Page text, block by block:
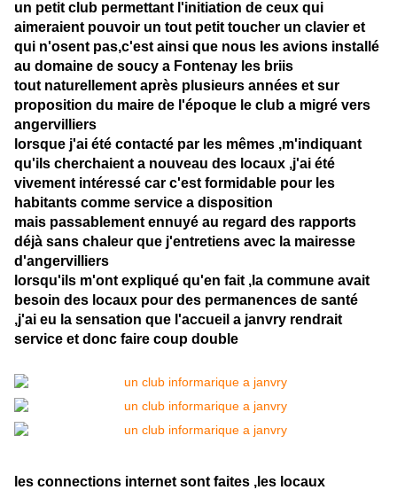
un petit club permettant l'initiation de ceux qui
aimeraient pouvoir un tout petit toucher un clavier et
qui n'osent pas,c'est ainsi que nous les avions installé
au domaine de soucy a Fontenay les briis
tout naturellement après plusieurs années et sur
proposition du maire de l'époque le club a migré vers
angervilliers
lorsque j'ai été contacté par les mêmes ,m'indiquant
qu'ils cherchaient a nouveau des locaux ,j'ai été
vivement intéressé car c'est formidable pour les
habitants comme service a disposition
mais passablement ennuyé au regard des rapports
déjà sans chaleur que j'entretiens avec la mairesse
d'angervilliers
lorsqu'ils m'ont expliqué qu'en fait ,la commune avait
besoin des locaux pour des permanences de santé
,j'ai eu la sensation que l'accueil a janvry rendrait
service et donc faire coup double
les connections internet sont faites ,les locaux